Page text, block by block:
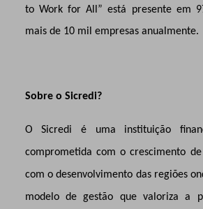
to Work for All” está presente em
mais de 10 mil empresas anualmente.
Sobre o Sicredi?
O Sicredi é uma instituição
comprometida com o crescimento de
com o desenvolvimento das regiões
modelo de gestão que valoriza a